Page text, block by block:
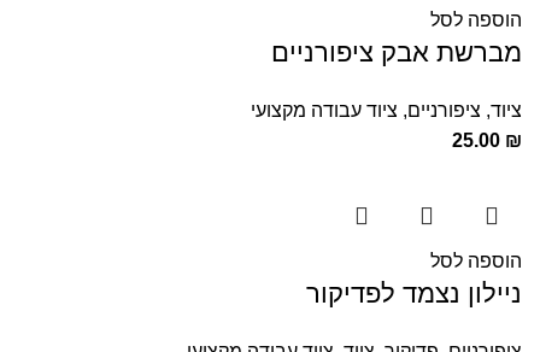
הוספה לסל
מברשת אבק ציפורניים
ציוד, ציפורניים, ציוד עבודה מקצועי
25.00 ₪
הוספה לסל
ניילון נצמד לפדיקור